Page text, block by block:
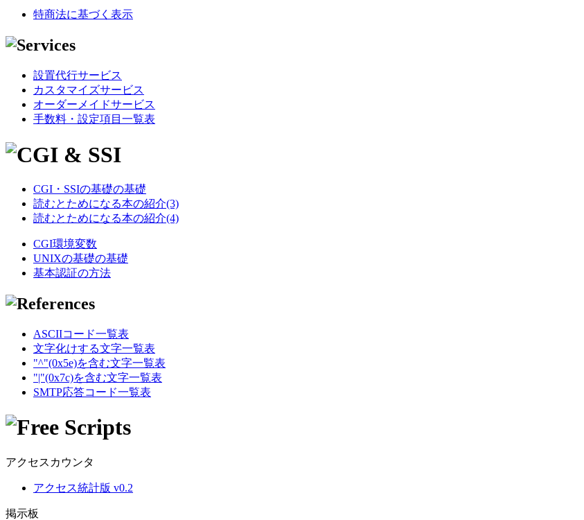
特商法に基づく表示
設置代行サービス
カスタマイズサービス
オーダーメイドサービス
手数料・設定項目一覧表
CGI・SSIの基礎の基礎
読むとためになる本の紹介(3)
読むとためになる本の紹介(4)
CGI環境変数
UNIXの基礎の基礎
基本認証の方法
ASCIIコード一覧表
文字化けする文字一覧表
"^"(0x5e)を含む文字一覧表
"|"(0x7c)を含む文字一覧表
SMTP応答コード一覧表
アクセスカウンタ
アクセス統計版 v0.2
掲示板